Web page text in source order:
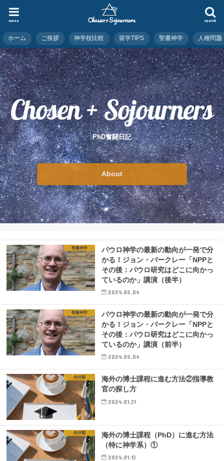
search
menu
ホーム ご挨拶 神学校比較 留学TIPS 聖書神学 人種問題
Chosen + Sojourners
PhD奮闘日記
About
聖書神学
パウロ神学の最新の動向が一発で分
かる！ジョン・バークレー「NPPと
その後：パウロ研究はどこに向かっ
ているのか」講演（後半）
2024.05.04
聖書神学
パウロ神学の最新の動向が一発で分
かる！ジョン・バークレー「NPPと
その後：パウロ研究はどこに向かっ
ているのか」講演（前半）
2024.05.04
未分類
海外の博士課程に進む方法②指導教
官の探し方
2024.01.31
未分類
海外の博士課程（PhD）に進む方法
（特に神学系）①
2024.01.13